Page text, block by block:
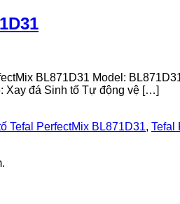
BL871D31 Model:
Xay đá Sinh tố Tự động vệ […]
Tefal PerfectMix BL871D31, Tefal